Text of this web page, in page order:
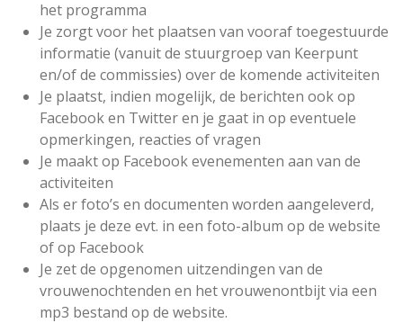
het programma
Je zorgt voor het plaatsen van vooraf toegestuurde
informatie (vanuit de stuurgroep van Keerpunt
en/of de commissies) over de komende activiteiten
Je plaatst, indien mogelijk, de berichten ook op
Facebook en Twitter en je gaat in op eventuele
opmerkingen, reacties of vragen
Je maakt op Facebook evenementen aan van de
activiteiten
Als er foto’s en documenten worden aangeleverd,
plaats je deze evt. in een foto-album op de website
of op Facebook
Je zet de opgenomen uitzendingen van de
vrouwenochtenden en het vrouwenontbijt via een
mp3 bestand op de website.